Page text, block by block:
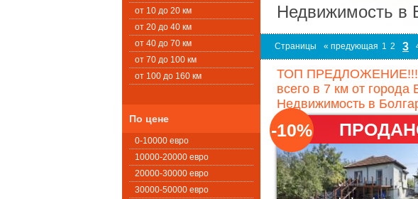
от 10 до 20 км
от 20 до 40 км
от 40 до 70 км
от 70 до 100 км
от 100 до 160 км
По цене
0-10000 евро
10000-20000 евро
20000-30000 евро
30000-50000 евро
Недвижимость в
Страницы « предующая 1 2 3
ТОП ПРЕДЛОЖЕНИЕ!!!!
всего в 7 км от города
Недвижимость в
-10%